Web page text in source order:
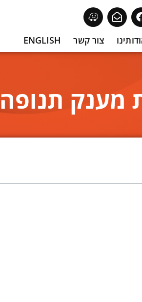
צור קשר ENGLISH
מענק